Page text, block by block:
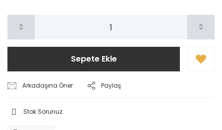
Sepete Ekle
Arkadaşına Öner Paylaş
Stok Sorunuz